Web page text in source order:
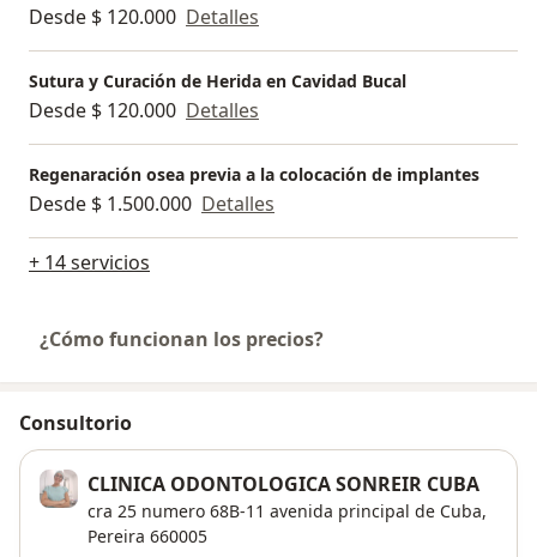
Desde $ 120.000 Detalles
Sutura y Curación de Herida en Cavidad Bucal
Desde $ 120.000 Detalles
Regenaración osea previa a la colocación de implantes
Desde $ 1.500.000 Detalles
+ 14 servicios
¿Cómo funcionan los precios?
Consultorio
CLINICA ODONTOLOGICA SONREIR CUBA
cra 25 numero 68B-11 avenida principal de Cuba,
Pereira 660005